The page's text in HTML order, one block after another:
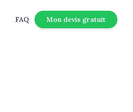
FAQ Mon devis gratuit